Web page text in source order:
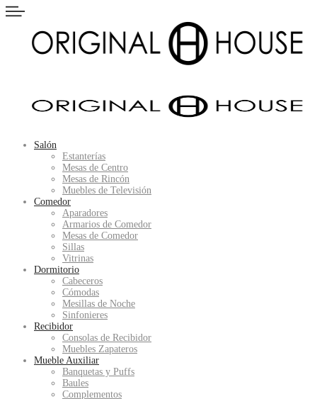
Salón
Estanterías
Mesas de Centro
Mesas de Rincón
Muebles de Televisión
Comedor
Aparadores
Armarios de Comedor
Mesas de Comedor
Sillas
Vitrinas
Dormitorio
Cabeceros
Cómodas
Mesillas de Noche
Sinfonieres
Recibidor
Consolas de Recibidor
Muebles Zapateros
Mueble Auxiliar
Banquetas y Puffs
Baules
Complementos